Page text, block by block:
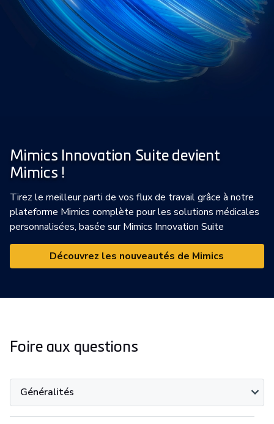
Mimics Innovation Suite devient
Mimics !
Tirez le meilleur parti de vos flux de travail grâce à notre
plateforme Mimics complète pour les solutions médicales
personnalisées, basée sur Mimics Innovation Suite
Découvrez les nouveautés de Mimics
Foire aux questions
Généralités